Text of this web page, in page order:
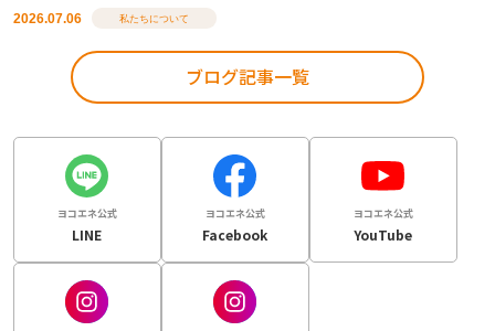
2026.07.06 私たちについて
ブログ記事一覧
ヨコエネ公式
LINE
ヨコエネ公式
Facebook
ヨコエネ公式
YouTube